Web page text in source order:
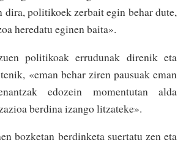
dira, politikoek zerbait egin behar dute,
heredatu eginen baita».
politikoak errudunak direnik eta
«eman behar ziren pausuak eman
edozein momentutan alda
berdina izango litzateke».
bozketan berdinketa suertatu zen eta